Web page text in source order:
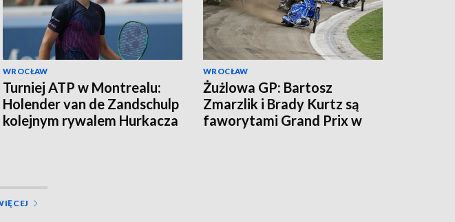
WROCŁAW
Turniej ATP w Montrealu:
Holender van de Zandschulp
kolejnym rywalem Hurkacza
WROCŁAW
Żużlowa GP: Bartosz
Zmarzlik i Brady Kurtz są
faworytami Grand Prix w